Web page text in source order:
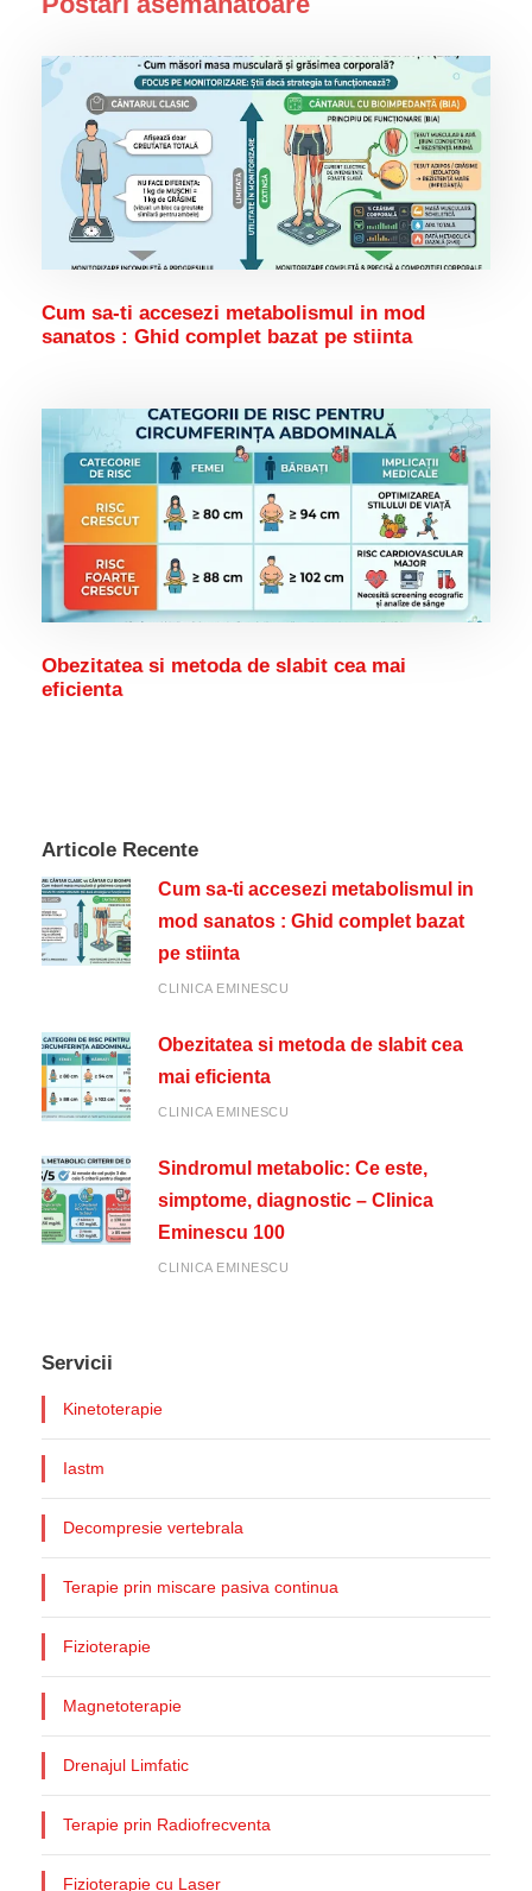
Cum sa-ti accesezi metabolismul in mod
sanatos : Ghid complet bazat pe stiinta
Obezitatea si metoda de slabit cea mai
eficienta
Articole Recente
Cum sa-ti accesezi metabolismul in
mod sanatos : Ghid complet bazat
pe stiinta
CLINICA EMINESCU
Obezitatea si metoda de slabit cea
mai eficienta
CLINICA EMINESCU
Sindromul metabolic: Ce este,
simptome, diagnostic – Clinica
Eminescu 100
CLINICA EMINESCU
Servicii
Kinetoterapie
Iastm
Decompresie vertebrala
Terapie prin miscare pasiva continua
Fizioterapie
Magnetoterapie
Drenajul Limfatic
Terapie prin Radiofrecventa
Fizioterapie cu Laser